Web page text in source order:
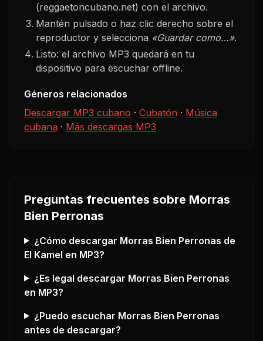
(reggaetoncubano.net) con el archivo.
Mantén pulsado o haz clic derecho sobre el
reproductor y selecciona «Guardar como…».
Listo: el archivo MP3 quedará en tu
dispositivo para escuchar offline.
Géneros relacionados
Descargar MP3 cubano · Cubatón · Música
cubana · Más descargas MP3
Preguntas frecuentes sobre Morras
Bien Perronas
¿Cómo descargar Morras Bien Perronas de
El Kamel en MP3?
¿Es legal descargar Morras Bien Perronas
en MP3?
¿Puedo escuchar Morras Bien Perronas
antes de descargar?